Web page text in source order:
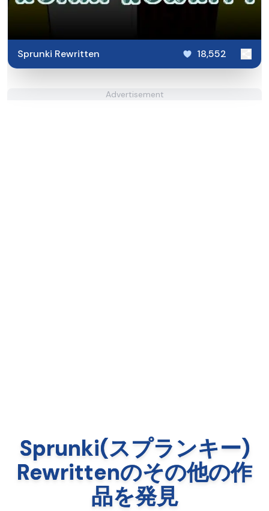
Sprunki Rewritten 18,552
Advertisement
Sprunki(スプランキー)
Rewrittenのその他の作
品を発見